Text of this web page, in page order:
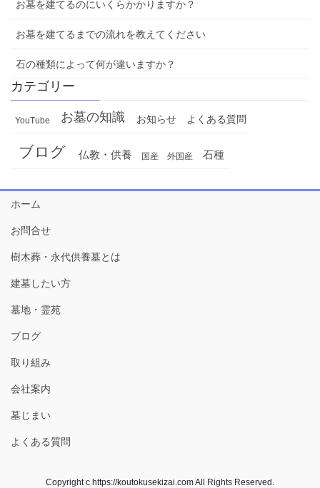
お墓を建てるのにいくらかかりますか？
お墓を建てるまでの流れを教えてください
石の種類によって何が違いますか？
カテゴリー
YouTube お墓の知識 お知らせ よくある質問
ブログ 仏教・供養 国産 外国産 石種
ホーム
お問合せ
樹木葬・永代供養墓とは
建墓したい方
墓地・霊苑
ブログ
取り組み
会社案内
墓じまい
よくある質問
Copyright c https://koutokusekizai.com All Rights Reserved.